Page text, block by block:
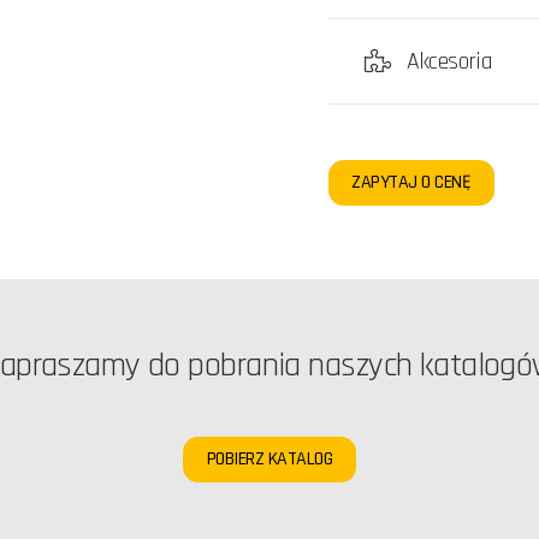
Akcesoria
ZAPYTAJ O CENĘ
do pobrania naszych
POBIERZ KATALOG